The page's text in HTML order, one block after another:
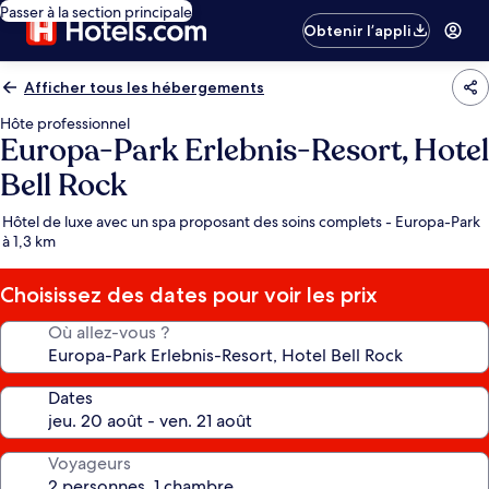
Passer à la section principale
Obtenir l’appli
Afficher tous les hébergements
Hôte professionnel
Europa-Park Erlebnis-Resort, Hotel
Bell Rock
Hôtel de luxe avec un spa proposant des soins complets - Europa-Park
à 1,3 km
Choisissez des dates pour voir les prix
Où allez-vous ?
Dates
Voyageurs